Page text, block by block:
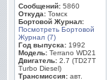
Сообщений: 5860
Откуда: Томск
Бортовой Журнал:
Посмотреть Бортовой
Журнал (7)
Год выпуска: 1992
Модель: Terrano WD21
Двигатель: 2.7 (TD27T
Turbo Diesel)
Трансмиссия: авт.